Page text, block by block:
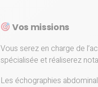
Vos missions
Vous serez en charge de
spécialisée et réaliserez
Les échographies